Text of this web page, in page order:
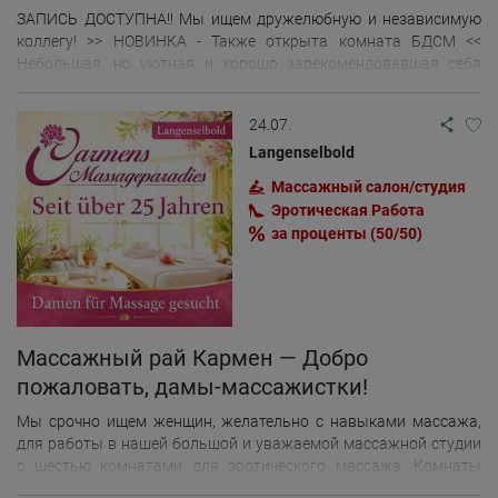
ЗАПИСЬ ДОСТУПНА!! Мы ищем дружелюбную и независимую
коллегу! >> НОВИНКА - Также открыта комната БДСМ <<
Небольшая, но уютная и хорошо зарекомендовавшая себя
говорящих по-немецки. Запрещены половой акт/оральный
секс. Наши комнаты полностью укомплектованы свежими
полотенцами. Оборудованы массажными ковриками и
массажным столом. Ванная комната, кухня и гостиная общие.
Бесплатный Wi-Fi, кофе и вода предоставляются. Магазины
находятся в 2 минутах ходьбы. Есть кнопка экстренной связи и
запирающийся шкафчик. Бесплатная парковка для гостей.
Возможно размещение с ночевкой! Условия аренды: Возможна
аренда на сутки, неделю или месяц, а также спонтанные,
краткосрочные, почасовые или двухчасовые встречи, включая
субботы и воскресенья. «Без дополнительных расходов».
Управляется женщинами.
24.07.
Langenselbold
Массажный салон/студия
Эротическая Pабота
за проценты (50/50)
Массажный рай Кармен — Добро
пожаловать, дамы-массажистки!
Мы срочно ищем женщин, желательно с навыками массажа,
для работы в нашей большой и уважаемой массажной студии
с шестью комнатами для эротического массажа. Комнаты